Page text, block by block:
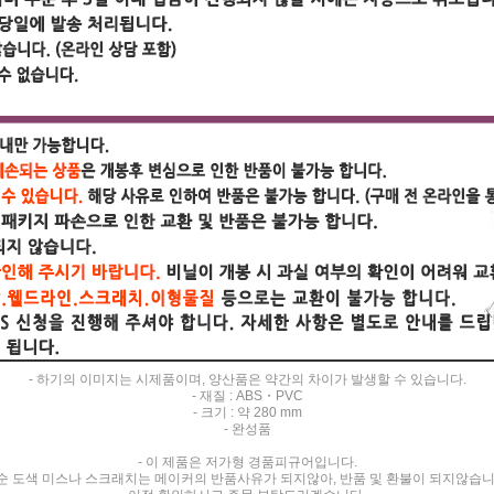
- 하기의 이미지는 시제품이며, 양산품은 약간의 차이가 발생할 수 있습니다.
- 재질 : ABS・PVC
- 크기 : 약 280 mm
- 완성품
- 이 제품은 저가형 경품피규어입니다.
도색 미스나 스크래치는 메이커의 반품사유가 되지않아, 반품 및 환불이 되지않습